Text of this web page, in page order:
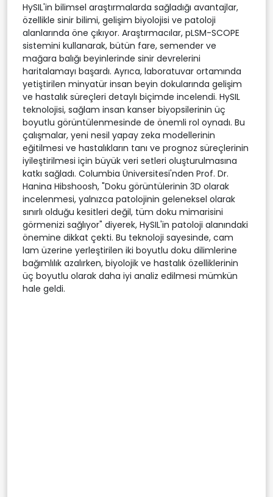
HySIL'in bilimsel araştırmalarda sağladığı avantajlar,
özellikle sinir bilimi, gelişim biyolojisi ve patoloji
alanlarında öne çıkıyor. Araştırmacılar, pLSM-SCOPE
sistemini kullanarak, bütün fare, semender ve
mağara balığı beyinlerinde sinir devrelerini
haritalamayı başardı. Ayrıca, laboratuvar ortamında
yetiştirilen minyatür insan beyin dokularında gelişim
ve hastalık süreçleri detaylı biçimde incelendi. HySIL
teknolojisi, sağlam insan kanser biyopsilerinin üç
boyutlu görüntülenmesinde de önemli rol oynadı. Bu
çalışmalar, yeni nesil yapay zeka modellerinin
eğitilmesi ve hastalıkların tanı ve prognoz süreçlerinin
iyileştirilmesi için büyük veri setleri oluşturulmasına
katkı sağladı. Columbia Üniversitesi'nden Prof. Dr.
Hanina Hibshoosh, "Doku görüntülerinin 3D olarak
incelenmesi, yalnızca patolojinin geleneksel olarak
sınırlı olduğu kesitleri değil, tüm doku mimarisini
görmenizi sağlıyor" diyerek, HySIL'in patoloji alanındaki
önemine dikkat çekti. Bu teknoloji sayesinde, cam
lam üzerine yerleştirilen iki boyutlu doku dilimlerine
bağımlılık azalırken, biyolojik ve hastalık özelliklerinin
üç boyutlu olarak daha iyi analiz edilmesi mümkün
hale geldi.